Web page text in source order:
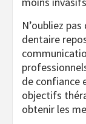
N’oubliez
dentaire
de confiance
objectifs
obtenir les